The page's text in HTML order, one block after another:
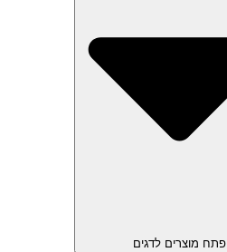
פתח מוצרים לדגים